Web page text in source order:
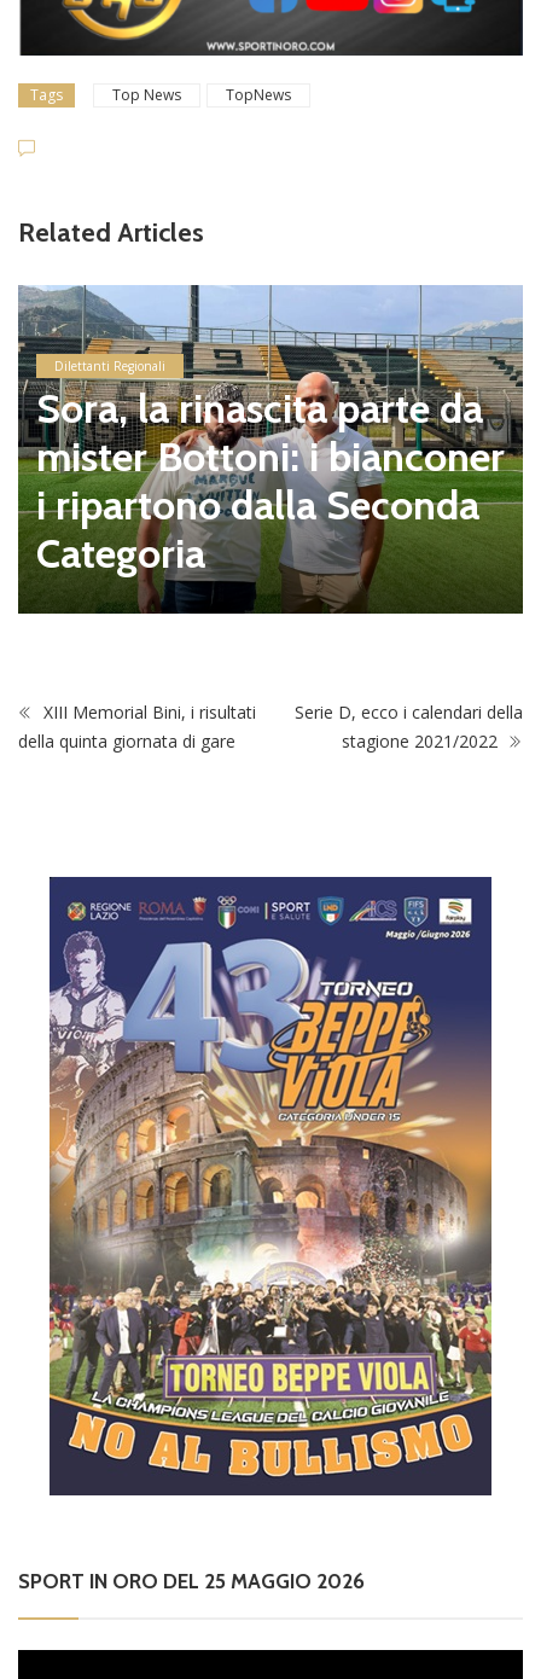
Tags Top News TopNews
Related Articles
Dilettanti Regionali
Sora, la rinascita parte da
mister Bottoni: i bianconer
i ripartono dalla Seconda
Categoria
XIII Memorial Bini, i risultati
della quinta giornata di gare
Serie D, ecco i calendari della
stagione 2021/2022
SPORT IN ORO DEL 25 MAGGIO 2026